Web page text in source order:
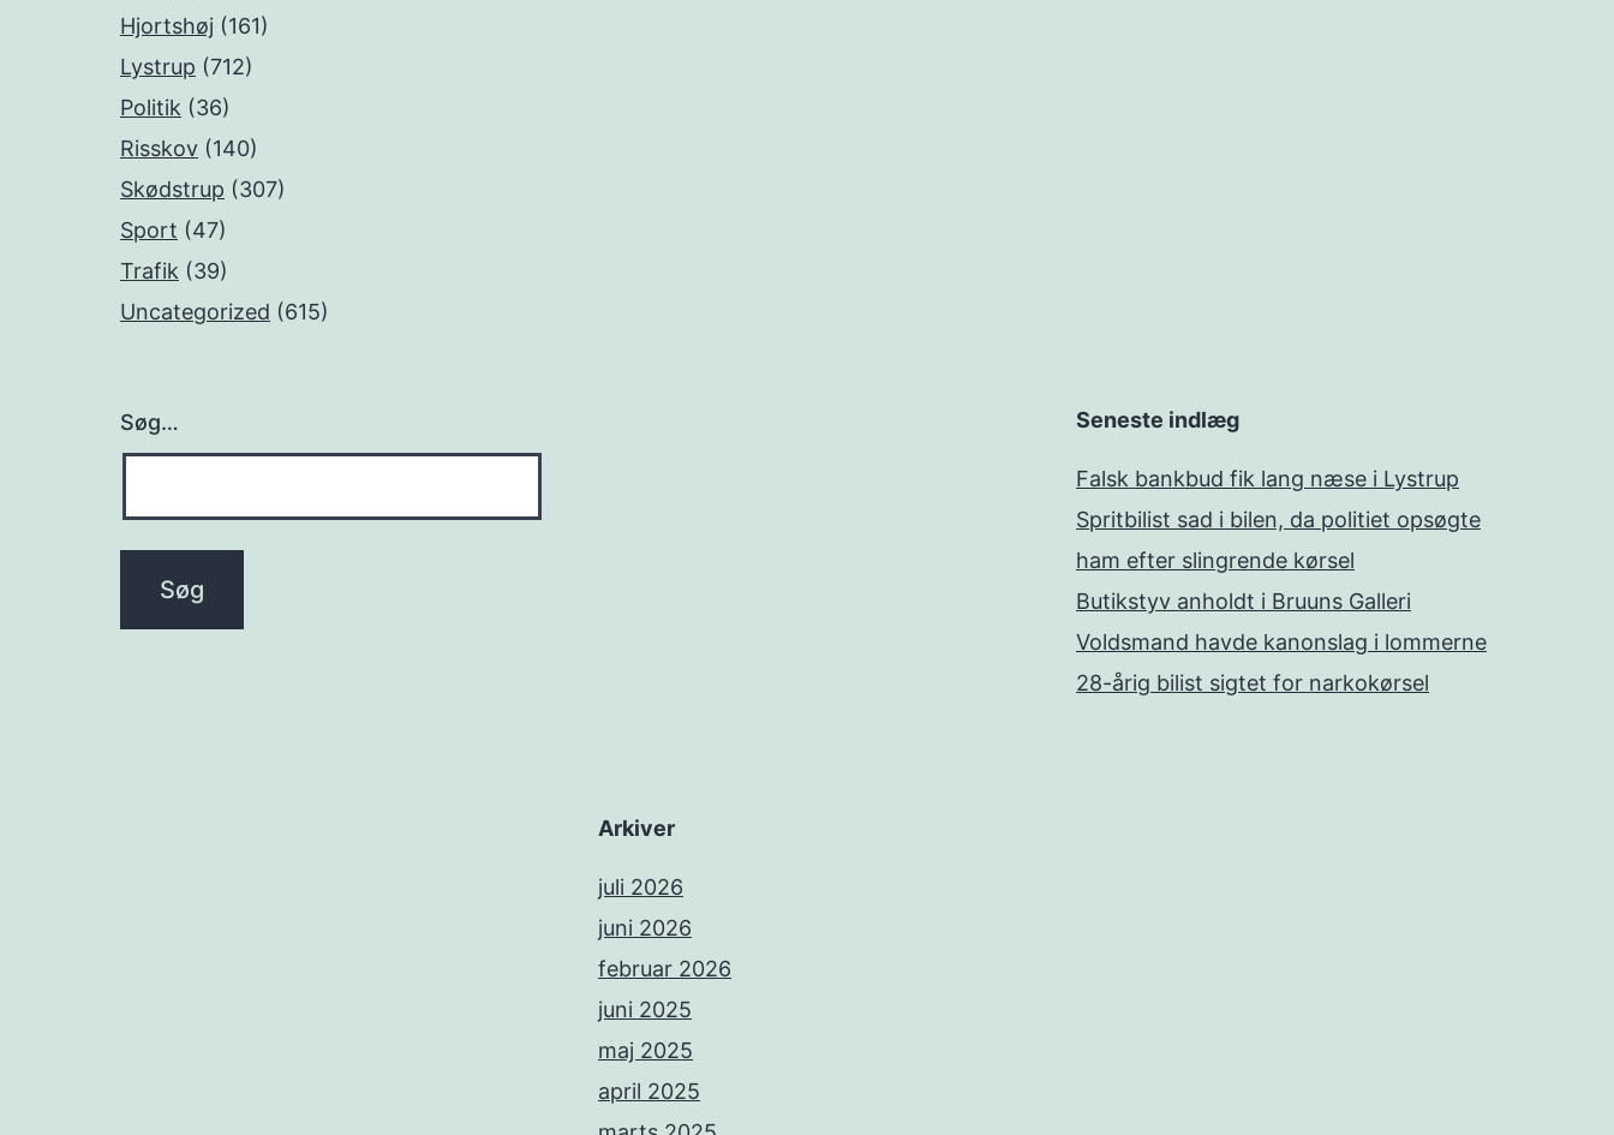
Hjortshøj (161)
Lystrup (712)
Politik (36)
Risskov (140)
Skødstrup (307)
Sport (47)
Trafik (39)
Uncategorized (615)
Søg… Seneste indlæg
Falsk bankbud fik lang næse i Lystrup
Spritbilist sad i bilen, da politiet opsøgte
ham efter slingrende kørsel
Butikstyv anholdt i Bruuns Galleri
Voldsmand havde kanonslag i lommerne
28-årig bilist sigtet for narkokørsel
Arkiver
juli 2026
juni 2026
februar 2026
juni 2025
maj 2025
april 2025